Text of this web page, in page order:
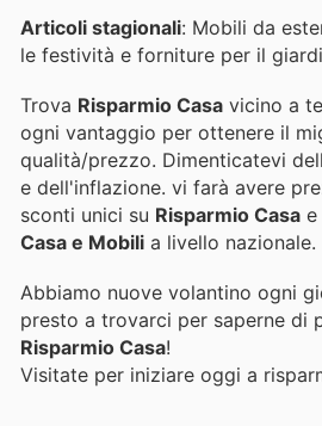
Articoli stagionali: Mobili da
le festività e forniture per il
Trova Risparmio Casa vicino a
ogni vantaggio per ottenere il
qualità/prezzo. Dimenticatevi
e dell'inflazione. vi farà avere
sconti unici su Risparmio Casa
Casa e Mobili a livello nazionale.
Abbiamo nuove volantino ogni
presto a trovarci per saperne di
Risparmio Casa!
Visitate per iniziare oggi a